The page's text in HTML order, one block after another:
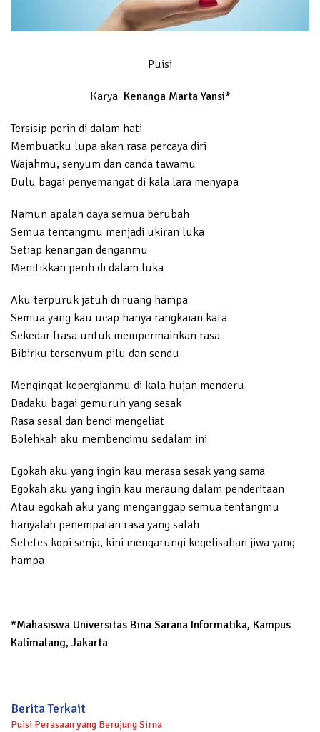
Puisi
Karya Kenanga Marta Yansi*
Tersisip perih di dalam hati
Membuatku lupa akan rasa percaya diri
Wajahmu, senyum dan canda tawamu
Dulu bagai penyemangat di kala lara menyapa
Namun apalah daya semua berubah
Semua tentangmu menjadi ukiran luka
Setiap kenangan denganmu
Menitikkan perih di dalam luka
Aku terpuruk jatuh di ruang hampa
Semua yang kau ucap hanya rangkaian kata
Sekedar frasa untuk mempermainkan rasa
Bibirku tersenyum pilu dan sendu
Mengingat kepergianmu di kala hujan menderu
Dadaku bagai gemuruh yang sesak
Rasa sesal dan benci mengeliat
Bolehkah aku membencimu sedalam ini
Egokah aku yang ingin kau merasa sesak yang sama
Egokah aku yang ingin kau meraung dalam penderitaan
Atau egokah aku yang menganggap semua tentangmu
hanyalah penempatan rasa yang salah
Setetes kopi senja, kini mengarungi kegelisahan jiwa yang
hampa
*Mahasiswa Universitas Bina Sarana Informatika, Kampus
Kalimalang, Jakarta
Berita Terkait
Puisi Perasaan yang Berujung Sirna